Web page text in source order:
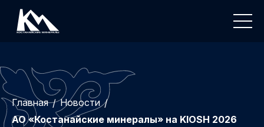
Главная / Новости /
АО «Костанайские минералы» на KIOSH 2026